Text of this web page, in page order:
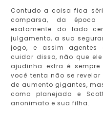
Contudo a coisa fica
comparsa, da
exatamente do lado
julgamento, a sua
jogo, e assim agentes
cuidar disso, não que
ajudinha extra é
você tenta não se
de aumento gigantes,
como planejado e
anonimato e sua filha.